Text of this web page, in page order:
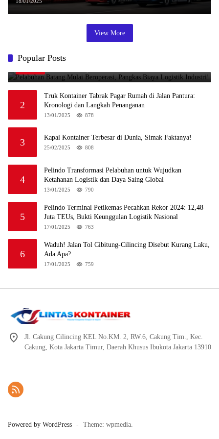
View More
Popular Posts
1
Logistik Industri!
2
Truk Kontainer Tabrak Pagar Rumah di Jalan Pantura:
Kronologi dan Langkah Penanganan
13/01/2025 878
3 Kapal Kontainer Terbesar di Dunia, Simak Faktanya!
25/02/2025 808
4
Pelindo Transformasi Pelabuhan untuk Wujudkan
Ketahanan Logistik dan Daya Saing Global
13/01/2025 790
5
Pelindo Terminal Petikemas Pecahkan Rekor 2024: 12,48
Juta TEUs, Bukti Keunggulan Logistik Nasional
17/01/2025 763
6
Waduh! Jalan Tol Cibitung-Cilincing Disebut Kurang Laku,
Ada Apa?
17/01/2025 759
Jl. Cakung Cilincing KEL No.KM. 2, RW.6, Cakung Tim., Kec.
Cakung, Kota Jakarta Timur, Daerah Khusus Ibukota Jakarta 13910
Powered by WordPress - Theme: wpmedia.